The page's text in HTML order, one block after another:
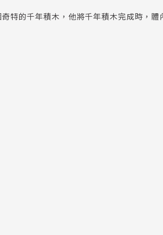
特的千年積木，他將千年積木完成時，